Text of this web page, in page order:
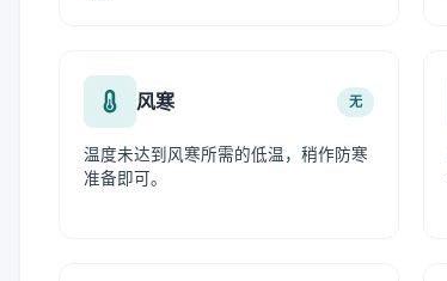
风寒 无
温度未达到风寒所需的低温，稍作防寒
准备即可。